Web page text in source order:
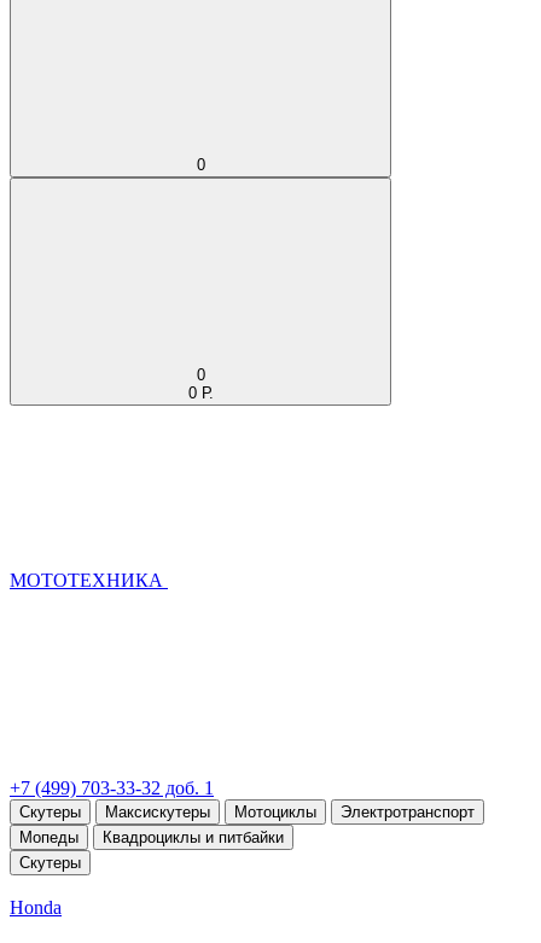
0
0
0 Р.
МОТОТЕХНИКА
+7 (499) 703-33-32 доб. 1
Скутеры Максискутеры Мотоциклы
Электротранспорт
Мопеды
Квадроциклы и питбайки
Скутеры
Honda